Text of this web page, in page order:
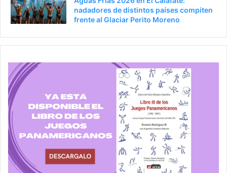
nadadores de distintos países compiten
frente al Glaciar Perito Moreno